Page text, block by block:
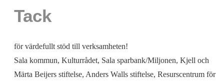
Tack
för värdefullt stöd till verksamheten!
Sala kommun, Kulturrådet, Sala sparbank/Miljonen, Kjell och
Märta Beijers stiftelse, Anders Walls stiftelse, Resurscentrum för